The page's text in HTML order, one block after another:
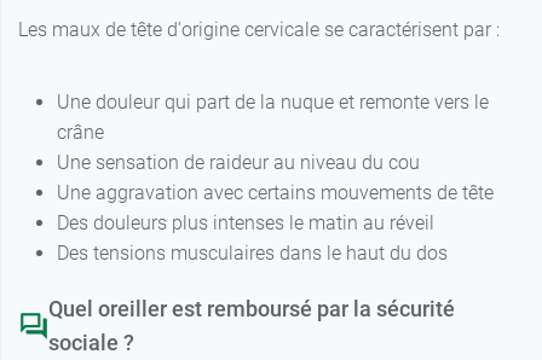
Les maux de tête d'origine cervicale se caractérisent par :
Une douleur qui part de la nuque et remonte vers le
crâne
Une sensation de raideur au niveau du cou
Une aggravation avec certains mouvements de tête
Des douleurs plus intenses le matin au réveil
Des tensions musculaires dans le haut du dos
Quel oreiller est remboursé par la sécurité
sociale ?